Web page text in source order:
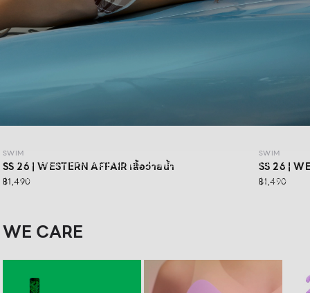
WESTERN AFFAIR สำหรับสาว ๆ ที่พร้อมสนุกในแบบของตัวเอง เติม
ความมั่นใจผ่าน Swimwear ดีไซน์สดใส และเซ็กซี่อย่างมีสไตล์ เตรียม
SWIM
SS 26 | WESTERN AFFAIR เสื้อว่ายน้ำ
฿1,490
SWIM
SS 26 |
฿1,490
WE CARE